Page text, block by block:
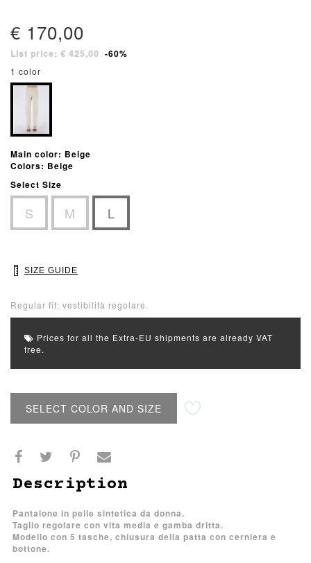
€ 170,00
List price: € 425,00 -60%
1 color
Main color: Beige
Colors: Beige
Select Size
S M L
SIZE GUIDE
Regular fit: vestibilità regolare.
Prices for all the Extra-EU shipments are already VAT
free.
SELECT COLOR AND SIZE
Description
Pantalone in pelle sintetica da donna.
Taglio regolare con vita media e gamba dritta.
Modello con 5 tasche, chiusura della patta con cerniera e
bottone.